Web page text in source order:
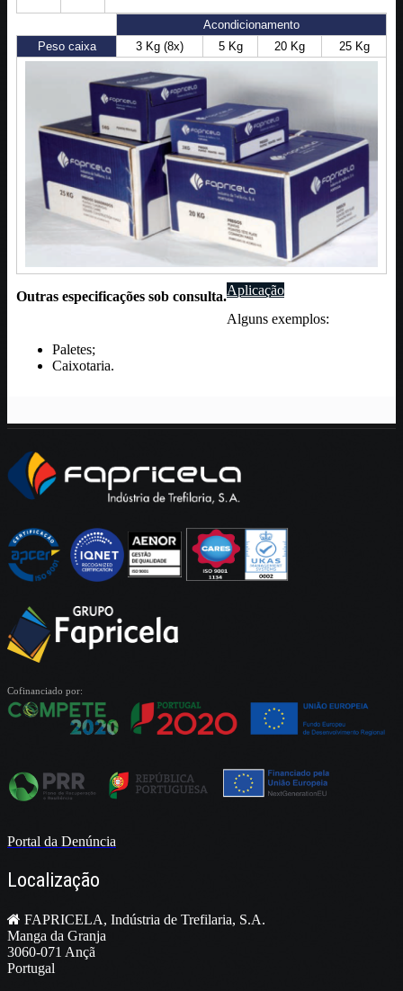
Acondicionamento
Peso caixa
3 Kg (8x) 5 Kg 20 Kg 25 Kg
Outras especificações sob consulta.Aplicação
Alguns exemplos:
Paletes;
Caixotaria.
Cofinanciado por:
Portal da Denúncia
Localização
FAPRICELA, Indústria de Trefilaria, S.A.
Manga da Granja
3060-071 Ançã
Portugal